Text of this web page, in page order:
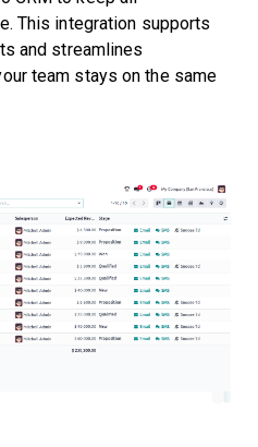
This integration supports
and streamlines
team stays on the same